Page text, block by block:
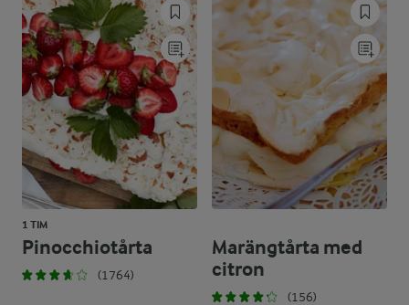
1 TIM
Pinocchiotårta
(1764)
Marängtårta med
citron
(156)